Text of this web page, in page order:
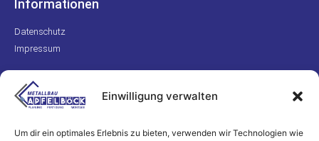
Einwilligung verwalten
Um dir ein optimales Erlebnis zu bieten, verwenden wir Technologien wie
Informationen
Datenschutz
Impressum
Kontakt
+49 170 8223311
info@metallbau-apfelboeck.de